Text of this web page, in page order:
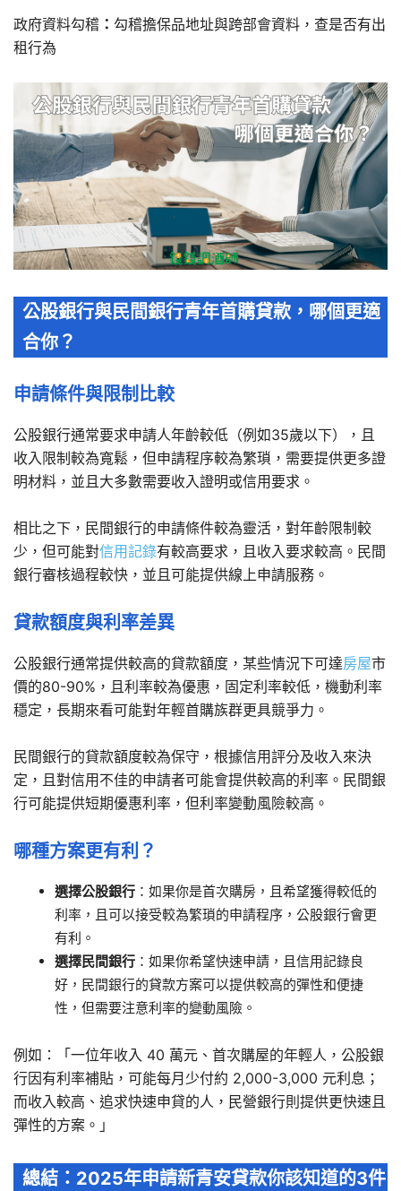
政府資料勾稽 ： 勾稽擔保品地址與跨部會資料，查是否有出
租行為
公股銀行與民間銀行青年首購貸款，哪個更適
合你？
申請條件與限制比較
公股銀行通常要求申請人年齡較低（例如35歲以下），且
收入限制較為寬鬆，但申請程序較為繁瑣，需要提供更多證
明材料，並且大多數需要收入證明或信用要求。
相比之下，民間銀行的申請條件較為靈活，對年齡限制較
少，但可能對信用記錄有較高要求，且收入要求較高。民間
銀行審核過程較快，並且可能提供線上申請服務。
貸款額度與利率差異
公股銀行通常提供較高的貸款額度，某些情況下可達房屋市
價的80-90%，且利率較為優惠，固定利率較低，機動利率
穩定，長期來看可能對年輕首購族群更具競爭力。
民間銀行的貸款額度較為保守，根據信用評分及收入來決
定，且對信用不佳的申請者可能會提供較高的利率。民間銀
行可能提供短期優惠利率，但利率變動風險較高。
哪種方案更有利？
選擇公股銀行 ：如果你是首次購房，且希望獲得較低的
利率，且可以接受較為繁瑣的申請程序，公股銀行會更
有利。
選擇民間銀行 ：如果你希望快速申請，且信用記錄良
好，民間銀行的貸款方案可以提供較高的彈性和便捷
性，但需要注意利率的變動風險。
例如：「一位年收入 40 萬元、首次購屋的年輕人，公股銀
行因有利率補貼，可能每月少付約 2,000-3,000 元利息；
而收入較高、追求快速申貸的人，民營銀行則提供更快速且
彈性的方案。」
總結：2025年申請新青安貸款你該知道的3件